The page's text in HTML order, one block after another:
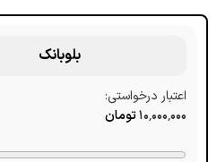
بلوبانک
اعتبار درخواستی:
۱۰٬۰۰۰٬۰۰۰تومان